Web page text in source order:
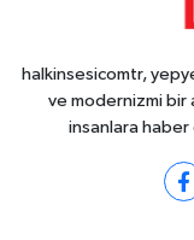
halkinsesicomtr,
ve modernizmi bir
insanlara haber